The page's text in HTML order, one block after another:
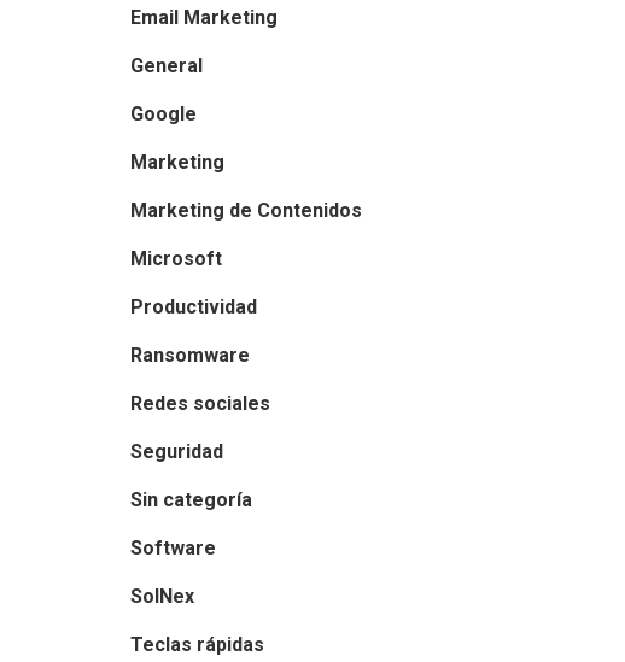
Email Marketing
General
Google
Marketing
Marketing de Contenidos
Microsoft
Productividad
Ransomware
Redes sociales
Seguridad
Sin categoría
Software
SolNex
Teclas rápidas